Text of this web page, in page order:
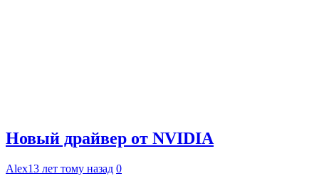
Новый драйвер от NVIDIA
Alex13 лет тому назад 0